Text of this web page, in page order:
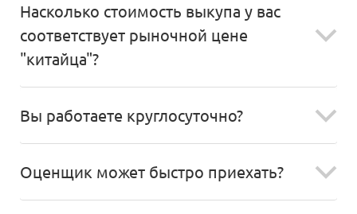
Насколько стоимость выкупа у вас
соответствует рыночной цене
"китайца"?
Вы работаете круглосуточно?
Оценщик может быстро приехать?